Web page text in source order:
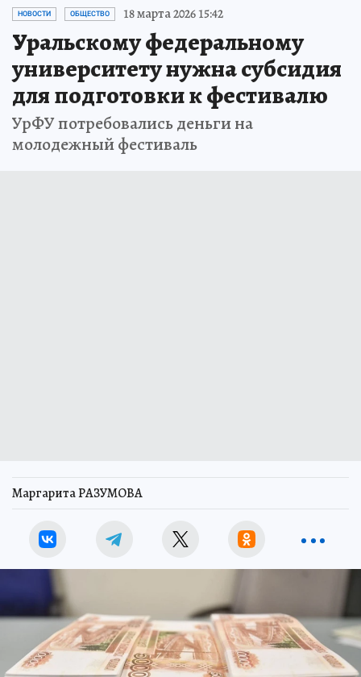
НОВОСТИ ОБЩЕСТВО 18 марта 2026 15:42
Уральскому федеральному
университету нужна субсидия
для подготовки к фестивалю
УрФУ потребовались деньги на
молодежный фестиваль
Маргарита РАЗУМОВА